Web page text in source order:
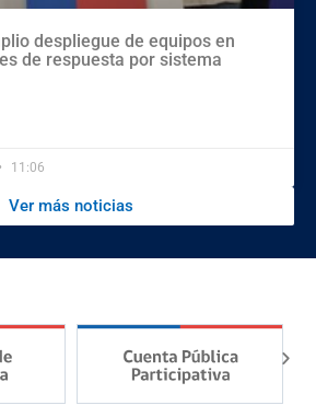
despliegue de equipos en
de respuesta por sistema
11:06
Ver más noticias